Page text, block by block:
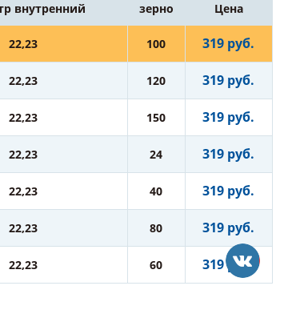
внутренний зерно Цена
22,23 100 319 руб.
22,23 120 319 руб.
22,23 150 319 руб.
22,23 24 319 руб.
22,23 40 319 руб.
22,23 80 319 руб.
22,23 60 319 руб.